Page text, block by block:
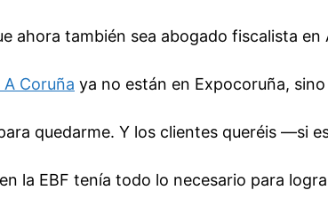
ahora también sea abogado fiscalista en
Coruña ya no están en Expocoruña,
quedarme. Y los clientes queréis —si
la EBF tenía todo lo necesario para